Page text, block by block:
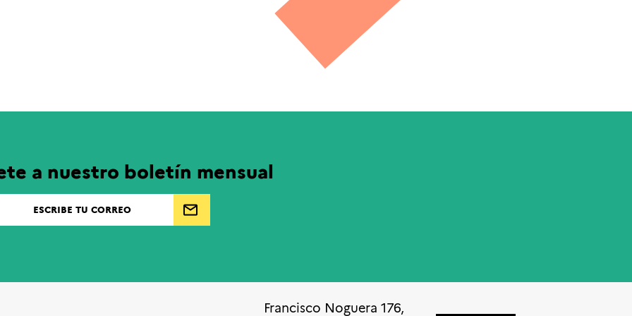
a nuestro boletín mensual
Francisco Noguera 176,